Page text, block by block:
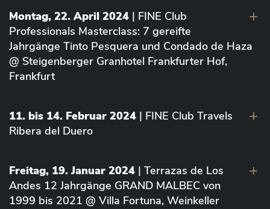
Montag, 22. April 2024 | FINE Club
Professionals Masterclass: 7 gereifte
Jahrgänge Tinto Pesquera und Condado de Haza
@ Steigenberger Granhotel Frankfurter Hof,
Frankfurt
11. bis 14. Februar 2024 | FINE Club Travels
Ribera del Duero
Freitag, 19. Januar 2024 | Terrazas de Los
Andes 12 Jahrgänge GRAND MALBEC von
1999 bis 2021 @ Villa Fortuna, Weinkeller